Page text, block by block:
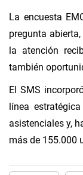
La encuesta
pregunta
la atención
también
El SMS
línea
asistenciales y,
más de 155.000